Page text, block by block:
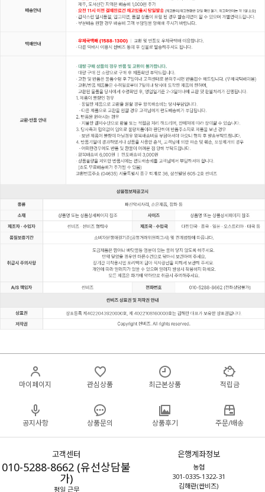
마이페이지 관심상품 최근본상품 적립금
공지사항 상품문의 상품후기 주문/배송
고객센터
010-5288-8662 (유선상담불
가)
평일 근무
은행계좌정보
농협
301-0335-1322-31
김해란(싼비즈)